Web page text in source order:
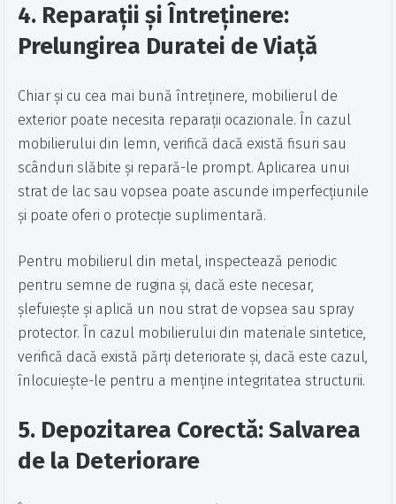
4. Reparații și Întreținere:
Prelungirea Duratei de Viață
Chiar și cu cea mai bună întreținere, mobilierul de
exterior poate necesita reparații ocazionale. În cazul
mobilierului din lemn, verifică dacă există fisuri sau
scânduri slăbite și repară-le prompt. Aplicarea unui
strat de lac sau vopsea poate ascunde imperfecțiunile
și poate oferi o protecție suplimentară.
Pentru mobilierul din metal, inspectează periodic
pentru semne de rugina și, dacă este necesar,
șlefuiește și aplică un nou strat de vopsea sau spray
protector. În cazul mobilierului din materiale sintetice,
verifică dacă există părți deteriorate și, dacă este cazul,
înlocuiește-le pentru a menține integritatea structurii.
5. Depozitarea Corectă: Salvarea
de la Deteriorare